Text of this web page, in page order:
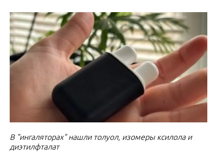
В "ингаляторах" нашли толуол, изомеры ксилола и
диэтилфталат